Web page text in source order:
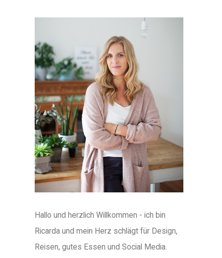
Hallo und herzlich Willkommen - ich bin
Ricarda und mein Herz schlägt für Design,
Reisen, gutes Essen und Social Media.